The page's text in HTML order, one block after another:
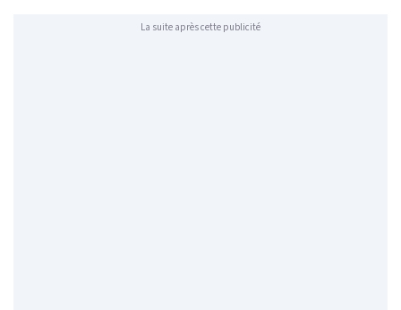
La suite après cette publicité